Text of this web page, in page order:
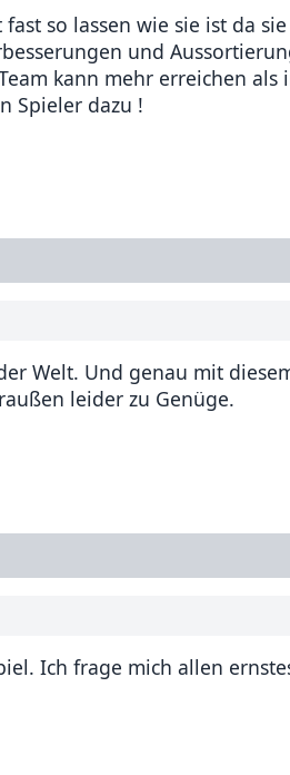
so lassen wie sie ist da
und
kann mehr erreichen als
Spieler dazu !
Welt. Und genau mit
leider zu Genüge.
Ich frage mich allen